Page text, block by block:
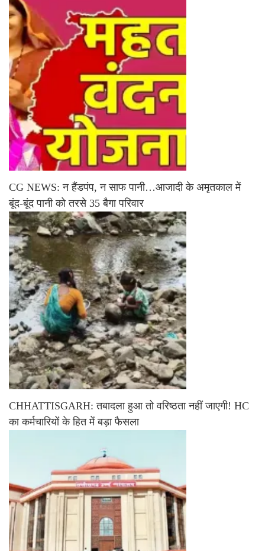
CG NEWS: न हैंडपंप, न साफ पानी…आजादी के अमृतकाल में
बूंद-बूंद पानी को तरसे 35 बैगा परिवार
CHHATTISGARH: तबादला हुआ तो वरिष्ठता नहीं जाएगी! HC
का कर्मचारियों के हित में बड़ा फैसला